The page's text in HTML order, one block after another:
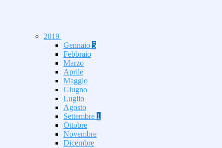
2019
Gennaio 5
Febbraio
Marzo
Aprile
Maggio
Giugno
Luglio
Agosto
Settembre 1
Ottobre
Novembre
Dicembre